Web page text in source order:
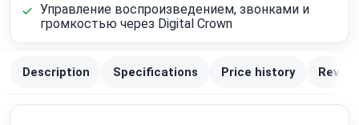
Управление воспроизведением, звонками и
громкостью через Digital Crown
Description Specifications Price history